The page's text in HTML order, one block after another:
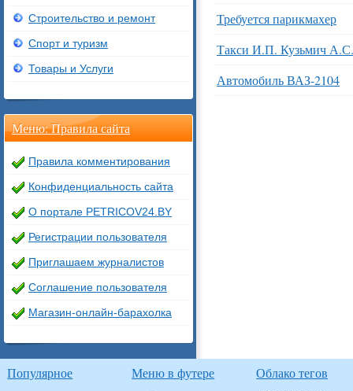
Требуется парикмахер
Такси И.П. Кузьмич А.С.
Автомобиль ВАЗ-2104
Строительство и ремонт
Спорт и туризм
Товары и Услуги
Меню: Правила сайта
Правила комментирования
Конфиденциальность сайта
О портале PETRICOV24.BY
Регистрации пользователя
Приглашаем журналистов
Соглашение пользователя
Магазин-онлайн-барахолка
Популярное Меню в футере Облако тегов